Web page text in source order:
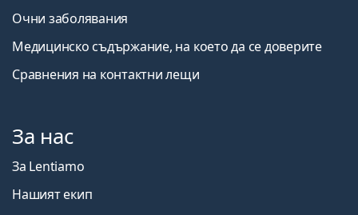
Очни заболявания
Медицинско съдържание, на което да се доверите
Сравнения на контактни лещи
За нас
За Lentiamo
Нашият екип